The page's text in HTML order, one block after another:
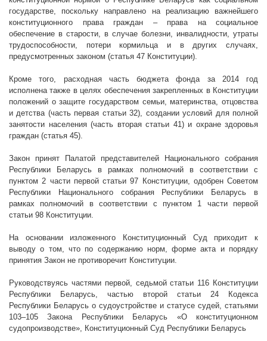
государстве, поскольку направлено на реализацию важнейшего
конституционного права граждан – права на социальное
обеспечение в старости, в случае болезни, инвалидности, утраты
трудоспособности, потери кормильца и в других случаях,
предусмотренных законом (статья 47 Конституции).
Кроме того, расходная часть бюджета фонда за 2014 год
исполнена также в целях обеспечения закрепленных в Конституции
положений о защите государством семьи, материнства, отцовства
и детства (часть первая статьи 32), создании условий для полной
занятости населения (часть вторая статьи 41) и охране здоровья
граждан (статья 45).
Закон принят Палатой представителей
Национального собрания
Республики Беларусь в рамках полномочий в соответствии с
пунктом 2 части первой статьи 97 Конституции, одобрен Советом
Республики Национального собрания Республики Беларусь в
рамках полномочий в соответствии с пунктом 1 части первой
статьи 98 Конституции.
На основании изложенного Конституционный Суд приходит к
выводу о том, что по содержанию норм, форме акта и порядку
принятия Закон не противоречит Конституции.
Руководствуясь частями первой, седьмой статьи 116 Конституции
Республики Беларусь, частью второй статьи 24 Кодекса
Республики Беларусь о судоустройстве и статусе судей, статьями
103–105 Закона Республики Беларусь «О конституционном
судопроизводстве», Конституционный Суд Республики Беларусь